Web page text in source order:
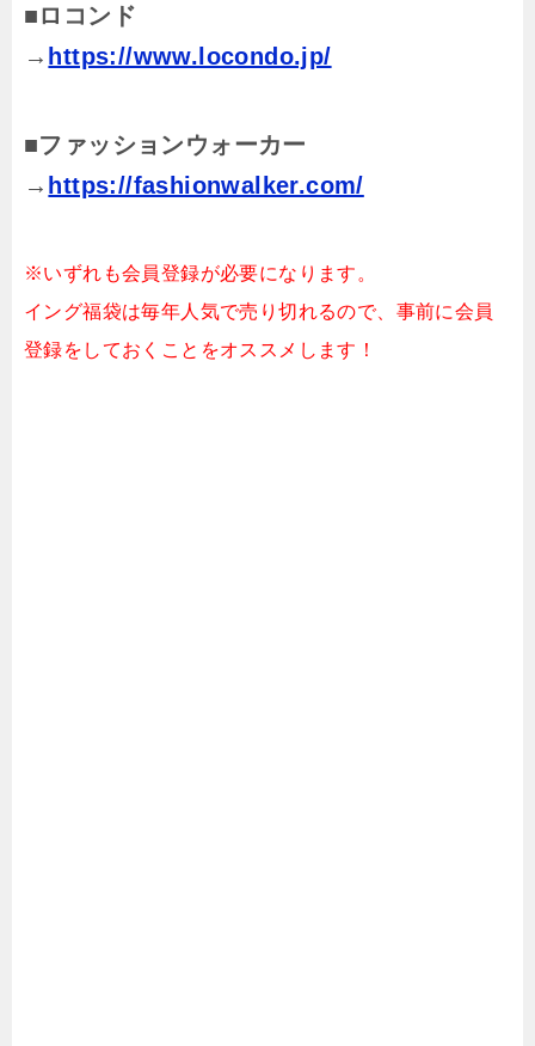
■ロコンド
→ https://www.locondo.jp/
■ファッションウォーカー
→ https://fashionwalker.com/
※いずれも会員登録が必要になります。
イング福袋は毎年人気で売り切れるので、事前に会員
登録をしておくことをオススメします！